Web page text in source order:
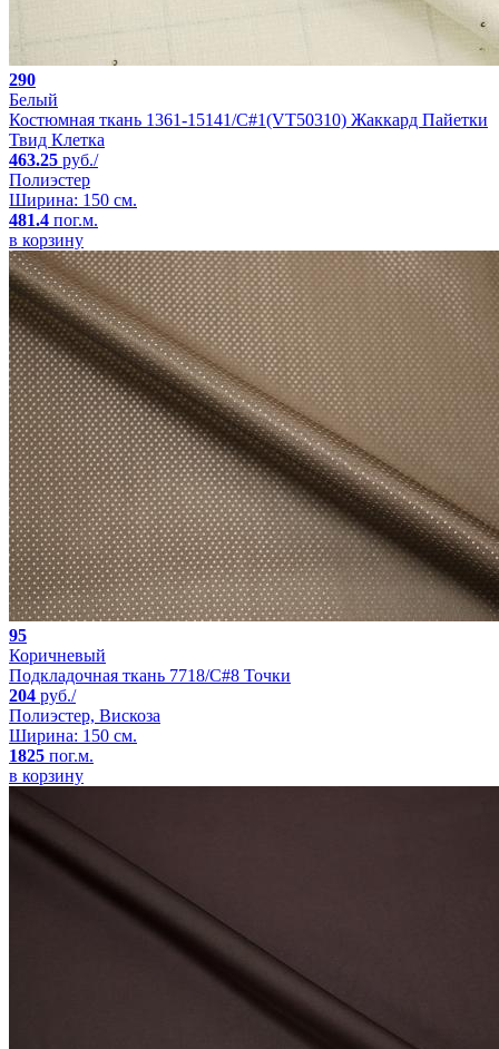
290
Белый
Костюмная ткань 1361-15141/C#1(VT50310) Жаккард Пайетки
Твид Клетка
463.25 руб./
Полиэстер
Ширина: 150 см.
481.4 пог.м.
в корзину
95
Коричневый
Подкладочная ткань 7718/C#8 Точки
204 руб./
Полиэстер, Вискоза
Ширина: 150 см.
1825 пог.м.
в корзину